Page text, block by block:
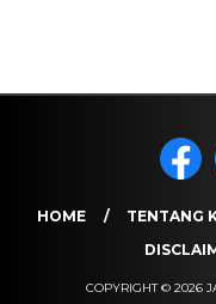
HOME TENTANG
COPYRIGHT © 2026